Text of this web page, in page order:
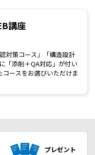
講座
対策コース」「構造設計
「添削＋QA対応」が付い
ースをお選びいただけま
プレゼント